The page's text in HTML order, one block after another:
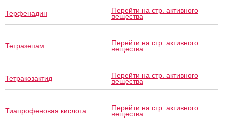
Терфенадин Перейти на стр. активного
вещества
Тетразепам Перейти на стр. активного
вещества
Тетракозактид Перейти на стр. активного
вещества
Тиапрофеновая кислота Перейти на стр. активного
вещества